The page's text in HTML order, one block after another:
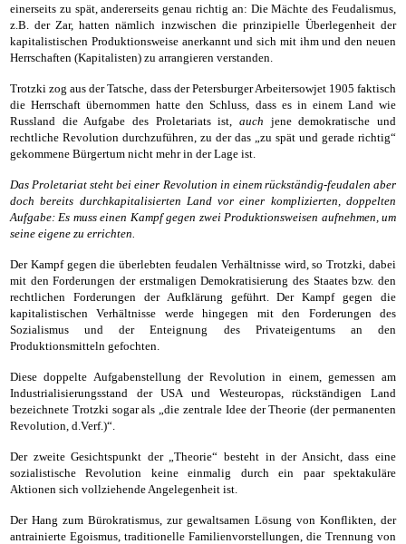
einerseits zu spät, andererseits genau richtig an: Die Mächte des Feudalismus,
z.B. der Zar, hatten nämlich inzwischen die prinzipielle Überlegenheit der
kapitalistischen Produktionsweise anerkannt und sich mit ihm und den neuen
Herrschaften (Kapitalisten) zu arrangieren verstanden.
Trotzki zog aus der Tatsche, dass der Petersburger Arbeitersowjet 1905 faktisch
die Herrschaft übernommen hatte den Schluss, dass es in einem Land wie
Russland die Aufgabe des Proletariats ist, auch jene demokratische und
rechtliche Revolution durchzuführen, zu der das „zu spät und gerade richtig“
gekommene Bürgertum nicht mehr in der Lage ist.
Das Proletariat steht bei einer Revolution in einem rückständig-feudalen aber
doch bereits durchkapitalisierten Land vor einer komplizierten, doppelten
Aufgabe: Es muss einen Kampf gegen zwei Produktionsweisen aufnehmen, um
seine eigene zu errichten.
Der Kampf gegen die überlebten feudalen Verhältnisse wird, so Trotzki, dabei
mit den Forderungen der erstmaligen Demokratisierung des Staates bzw. den
rechtlichen Forderungen der Aufklärung geführt. Der Kampf gegen die
kapitalistischen Verhältnisse werde hingegen mit den Forderungen des
Sozialismus und der Enteignung des Privateigentums an den
Produktionsmitteln gefochten.
Diese doppelte Aufgabenstellung der Revolution in einem, gemessen am
Industrialisierungsstand der USA und Westeuropas, rückständigen Land
bezeichnete Trotzki sogar als „die zentrale Idee der Theorie (der permanenten
Revolution, d.Verf.)“.
Der zweite Gesichtspunkt der „Theorie“ besteht in der Ansicht, dass eine
sozialistische Revolution keine einmalig durch ein paar spektakuläre
Aktionen sich vollziehende Angelegenheit ist.
Der Hang zum Bürokratismus, zur gewaltsamen Lösung von Konflikten, der
antrainierte Egoismus, traditionelle Familienvorstellungen, die Trennung von